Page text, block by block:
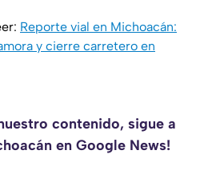
Reporte vial en Michoacán:
y cierre carretero en
contenido, sigue a
en Google News!